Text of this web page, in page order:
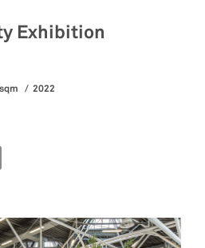
Exhibition
2022